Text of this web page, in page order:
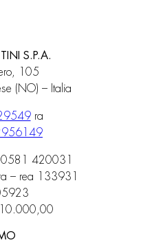
S.P.A.
105
(NO) – Italia
ra
420031
– rea 133931